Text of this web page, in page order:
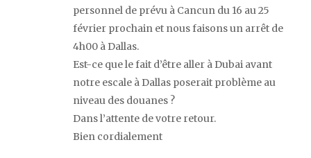
personnel de prévu à Cancun du 16 au 25
février prochain et nous faisons un arrêt de
4h00 à Dallas.
Est-ce que le fait d’être aller à Dubai avant
notre escale à Dallas poserait problème au
niveau des douanes ?
Dans l’attente de votre retour.
Bien cordialement